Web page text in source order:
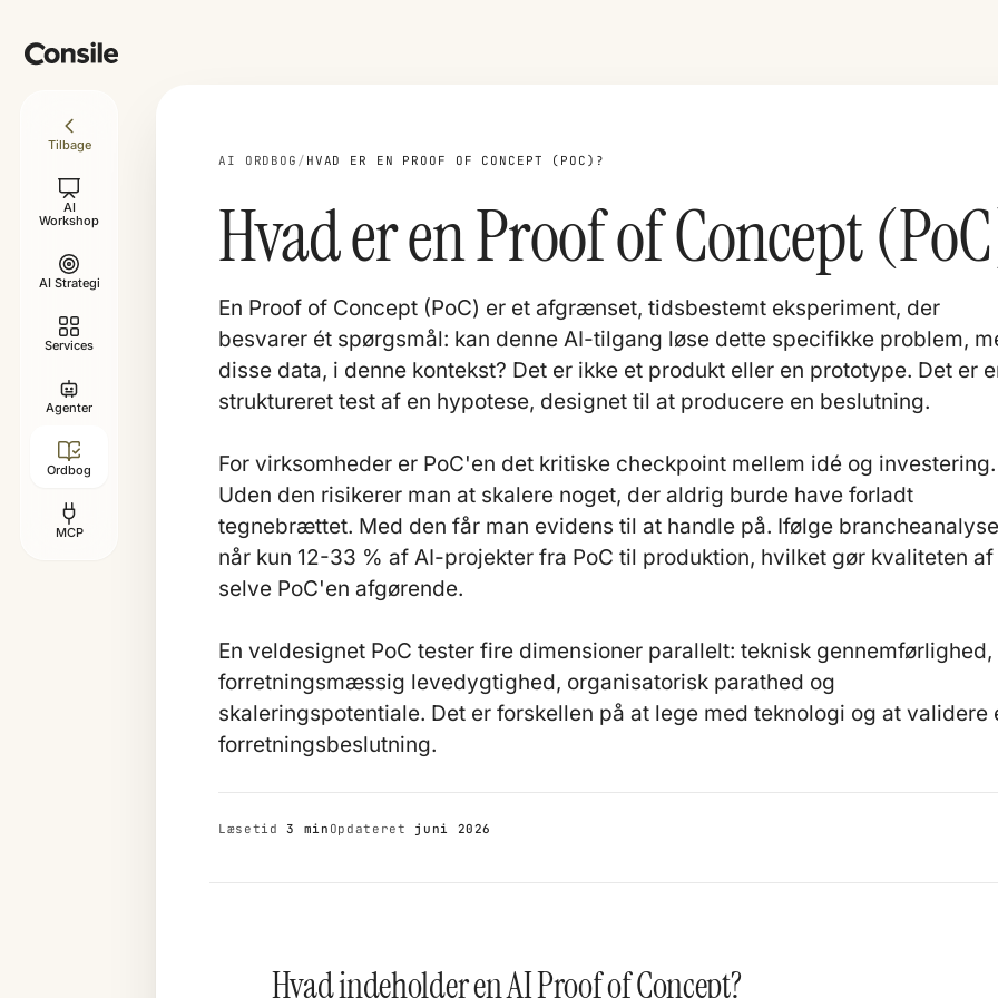
Tilbage
AI
Workshop
AI Strategi
Services
Agenter
Ordbog
MCP
AI ORDBOG / HVAD ER EN PROOF OF CONCEPT (POC)?
Hvad er en Proof of Concept
En Proof of Concept (PoC) er et afgrænset, tidsbestemt eksperiment, der
besvarer ét spørgsmål: kan denne AI-tilgang løse dette specifikke problem,
disse data, i denne kontekst? Det er ikke et produkt eller en prototype. Det er
struktureret test af en hypotese, designet til at producere en beslutning.
For virksomheder er PoC'en det kritiske checkpoint mellem idé og investering.
Uden den risikerer man at skalere noget, der aldrig burde have forladt
tegnebrættet. Med den får man evidens til at handle på. Ifølge
når kun 12-33 % af AI-projekter fra PoC til produktion, hvilket gør kvaliteten af
selve PoC'en afgørende.
En veldesignet PoC tester fire dimensioner parallelt: teknisk gennemførlighed,
forretningsmæssig levedygtighed, organisatorisk parathed og
skaleringspotentiale. Det er forskellen på at lege med teknologi og at validere
forretningsbeslutning.
Læsetid3 min Opdateret juni 2026
Hvad indeholder en AI Proof of Concept?